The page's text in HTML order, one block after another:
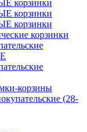
корзинки
корзинки
корзинки
корзинки
корзины
(28-